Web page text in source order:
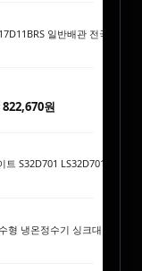
일반배관 전국, 기본
822,670원
S32D701 LS32D701EAKXKR
형 냉온정수기 싱크대 빌트인